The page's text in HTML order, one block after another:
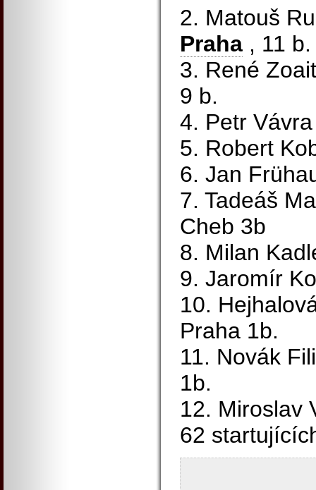
2. Matouš
Praha , 11 b.
3. René
9 b.
4. Petr
5. Robert
6. Jan
7. Tadeáš
Cheb 3b
8. Milan
9. Jaromír
10.
Praha 1b.
11. Novák
1b.
12. Miroslav
62